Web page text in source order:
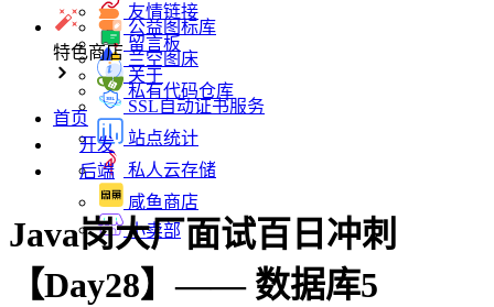
友情链接
留言板
关于
公益图标库
兰空图床
私有代码仓库
特色商店
SSL自动证书服务
站点统计
私人云存储
咸鱼商店
小卖部
首页
开发
后端
Java岗大厂面试百日冲刺
【Day28】—— 数据库5